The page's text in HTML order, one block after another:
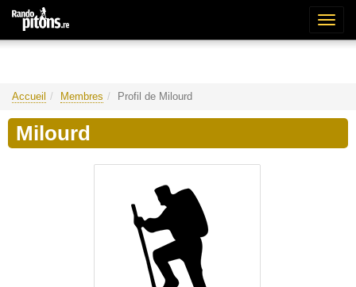
Accueil Membres Profil de Milourd
Milourd